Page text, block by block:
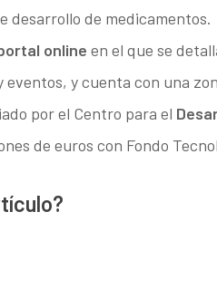
desarrollo de medicamentos.
online en el que se
y cuenta con una
por el Centro para el
de euros con Fondo